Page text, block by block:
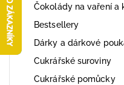
Čokolády na vaření a
Bestsellery
Dárky a dárkové
Cukrářské suroviny
Cukrářské pomůcky